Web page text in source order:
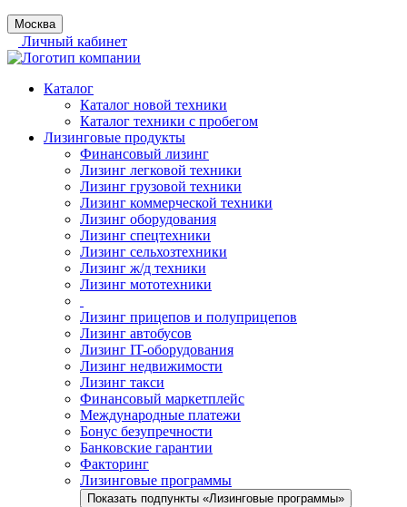
Москва
Личный кабинет
Каталог
Каталог новой техники
Каталог техники с пробегом
Лизинговые продукты
Финансовый лизинг
Лизинг легковой техники
Лизинг грузовой техники
Лизинг коммерческой техники
Лизинг оборудования
Лизинг спецтехники
Лизинг сельхозтехники
Лизинг ж/д техники
Лизинг мототехники
Лизинг прицепов и полуприцепов
Лизинг автобусов
Лизинг IT-оборудования
Лизинг недвижимости
Лизинг такси
Финансовый маркетплейс
Международные платежи
Бонус безупречности
Банковские гарантии
Факторинг
Лизинговые программы
Показать подпункты «Лизинговые программы»